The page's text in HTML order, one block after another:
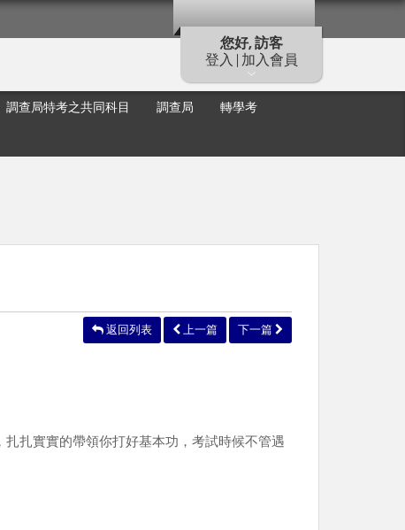
您好, 訪客
登入 | 加入會員
調查局特考之共同科目 調查局 轉學考
返回列表 上一篇 下一篇
扎實實的帶領你打好基本功，考試時候不管遇